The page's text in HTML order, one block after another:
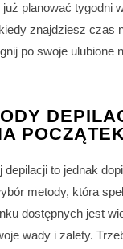
planować tygodni
znajdziesz czas
po swoje ulubione
to jednak
metody, która
dostępnych jest
wady i zalety.